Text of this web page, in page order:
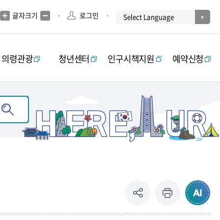
글자크기 로그인
의령관광 청년센터 인구시책지원 예약신청